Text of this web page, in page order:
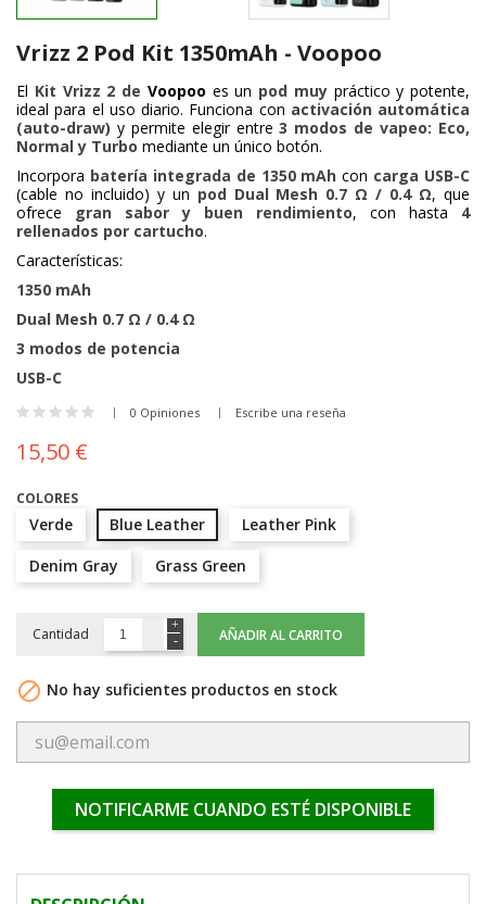
Vrizz 2 Pod Kit 1350mAh - Voopoo
El Kit Vrizz 2 de Voopoo es un pod muypráctico y potente,
ideal para el uso diario. Funciona con activación automática
(auto-draw) y permite elegir entre3 modos de vapeo: Eco,
Normal y Turbo mediante un único botón.
Incorpora batería integrada de 1350 mAh con carga USB-C
(cable no incluido) y un pod Dual Mesh 0.7 Ω / 0.4 Ω, que
ofrece
gran sabor y buen rendimiento, con hasta 4
rellenados por cartucho.
Características:
1350 mAh
Dual Mesh 0.7 Ω / 0.4 Ω
3 modos de potencia
USB-C
0 Opiniones Escribe una reseña
15,50 €
COLORES
Verde Blue Leather
Leather Pink
Denim Gray
Grass Green
Cantidad AÑADIR AL CARRITO
 No hay suficientes productos en stock
NOTIFICARME CUANDO ESTÉ DISPONIBLE